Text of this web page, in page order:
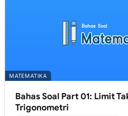
MATEMATIKA
Bahas Soal Part 01: Limit
Trigonometri